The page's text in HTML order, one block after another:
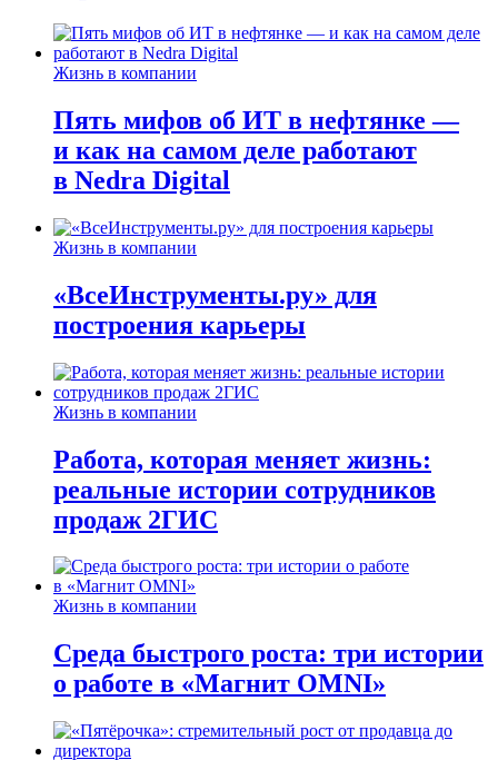
Жизнь в компании
Пять мифов об ИТ в нефтянке —
и как на самом деле работают
в Nedra Digital
Жизнь в компании
«ВсеИнструменты.ру» для
построения карьеры
Жизнь в компании
Работа, которая меняет жизнь:
реальные истории сотрудников
продаж 2ГИС
Жизнь в компании
Среда быстрого роста: три истории
о работе в «Магнит OMNI»